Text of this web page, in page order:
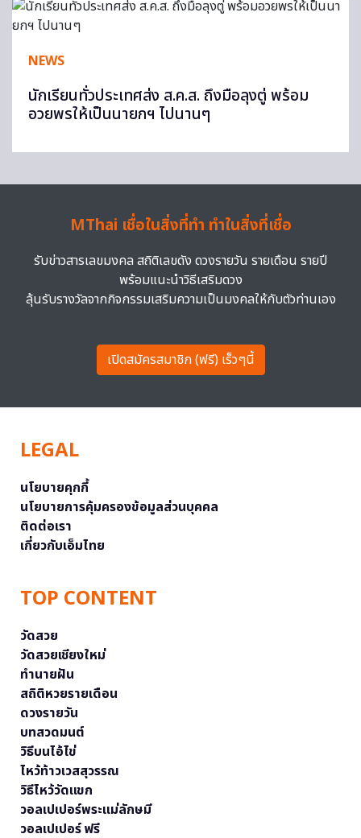
NEWS
นักเรียนทั่วประเทศส่ง ส.ค.ส. ถึงมือลุงตู่ พร้อม
อวยพรให้เป็นนายกฯ ไปนานๆ
MThai เชื่อในสิ่งที่ทำ ทำในสิ่งที่เชื่อ
รับข่าวสารเลขมงคล สถิติเลขดัง ดวงรายวัน รายเดือน รายปี
พร้อมแนะนำวิธีเสริมดวง
ลุ้นรับรางวัลจากกิจกรรมเสริมความเป็นมงคลให้กับตัวท่านเอง
เปิดสมัครสมาชิก (ฟรี) เร็วๆนี้
LEGAL
นโยบายคุกกี้
นโยบายการคุ้มครองข้อมูลส่วนบุคคล
ติดต่อเรา
เกี่ยวกับเอ็มไทย
TOP CONTENT
วัดสวย
วัดสวยเชียงใหม่
ทำนายฝัน
สถิติหวยรายเดือน
ดวงรายวัน
บทสวดมนต์
วิธีบนไอ้ไข่
ไหว้ท้าวเวสสุวรรณ
วิธีไหว้วัดแขก
วอลเปเปอร์พระแม่ลักษมี
วอลเปเปอร์ ฟรี